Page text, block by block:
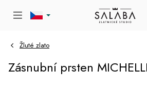
Žluté zlato
Zásnubní prsten